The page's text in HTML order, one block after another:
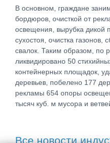
В основном, граждане
бордюров, очисткой от
освещения, вырубка дикой
сухостоя, очистка газонов,
свалок. Таким образом, по
ликвидировано 50
контейнерных площадок,
деревьев, побелено 177
рекламы 654 опоры
тысяч куб. м мусора и
Все новости